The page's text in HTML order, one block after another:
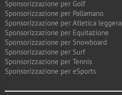
Sponsorizzazione per Golf
Sponsorizzazione per Pallamano
Sponsorizzazione per Atletica leggera
Sponsorizzazione per Equitazione
Sponsorizzazione per Snowboard
Sponsorizzazione per Surf
Sponsorizzazione per Tennis
Sponsorizzazione per eSports